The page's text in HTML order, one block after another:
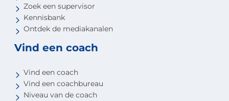
Zoek een supervisor
Kennisbank
Ontdek de mediakanalen
Vind een coach
Vind een coach
Vind een coachbureau
Niveau van de coach